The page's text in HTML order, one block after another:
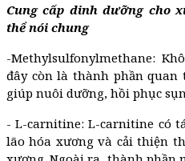
Cung cấp dinh dưỡng cho
thể nói chung
-Methylsulfonylmethane:
đây còn là thành phần
giúp nuôi dưỡng, hồi phục
- L-carnitine: L-carnitine có
lão hóa xương và cải thiện